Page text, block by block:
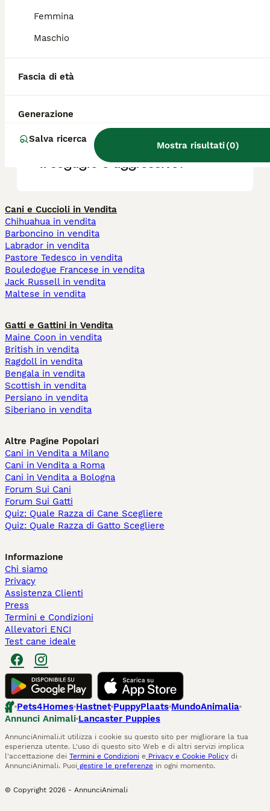
Femmina
Maschio
Fascia di età
Generazione
Salva ricerca
Mostra risultati(0)
Qual è il carattere del
cane segugio?
Il segugio è aggressivo?
Cani e Cuccioli in Vendita
Chihuahua in vendita
Barboncino in vendita
Labrador in vendita
Pastore Tedesco in vendita
Bouledogue Francese in vendita
Jack Russell in vendita
Maltese in vendita
Gatti e Gattini in Vendita
Maine Coon in vendita
British in vendita
Ragdoll in vendita
Bengala in vendita
Scottish in vendita
Persiano in vendita
Siberiano in vendita
Altre Pagine Popolari
Cani in Vendita a Milano
Cani in Vendita a Roma
Cani in Vendita a Bologna
Forum Sui Cani
Forum Sui Gatti
Quiz: Quale Razza di Cane Scegliere
Quiz: Quale Razza di Gatto Scegliere
Informazione
Chi siamo
Privacy
Assistenza Clienti
Press
Termini e Condizioni
Allevatori ENCI
Test cane ideale
Pets4Homes Hastnet PuppyPlaats MundoAnimalia
Annunci Animali Lancaster Puppies
AnnunciAnimali.it utilizza i cookie su questo sito per migliorare la tua
esperienza utente. L'uso di questo sito Web e di altri servizi implica
l'accettazione dei Termini e Condizioni e Privacy e Cookie Policy di
AnnunciAnimali. Puoi gestire le preferenze in ogni momento.
© Copyright 2026 - AnnunciAnimali